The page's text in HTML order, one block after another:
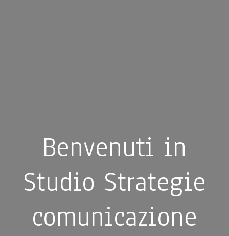
Benvenuti in
Studio Strategie
comunicazione